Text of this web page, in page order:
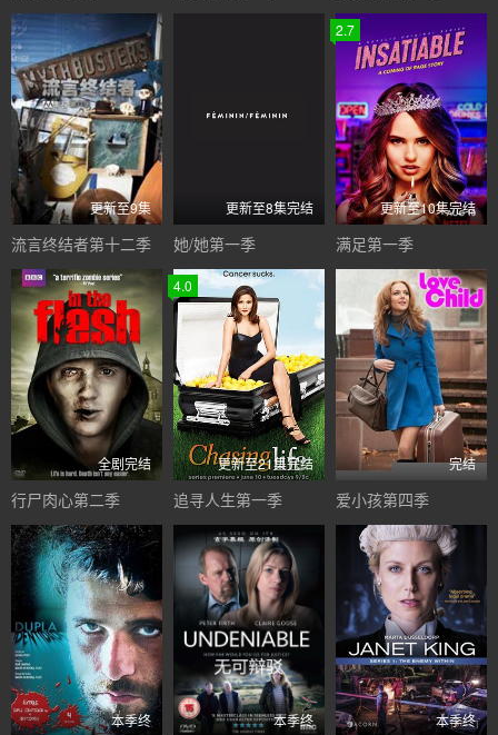
更新至9集
流言终结者第十二季
更新至8集完结
她/她第一季
2.7
更新至10集完结
满足第一季
全剧完结
行尸肉心第二季
4.0
更新至21集完结
追寻人生第一季
完结
爱小孩第四季
本季终 本季终 本季终